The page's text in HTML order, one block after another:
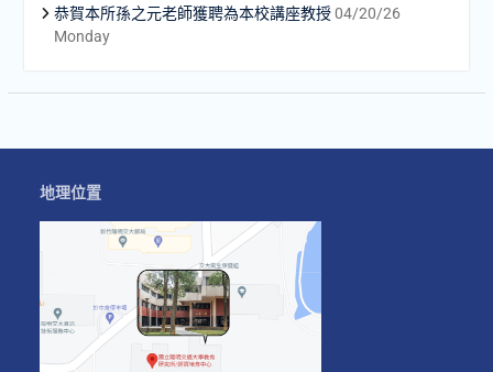
恭賀本所孫之元老師獲聘為本校講座教授 04/20/26
Monday
地理位置